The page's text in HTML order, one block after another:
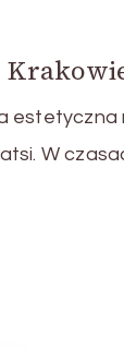
estetyczna
W